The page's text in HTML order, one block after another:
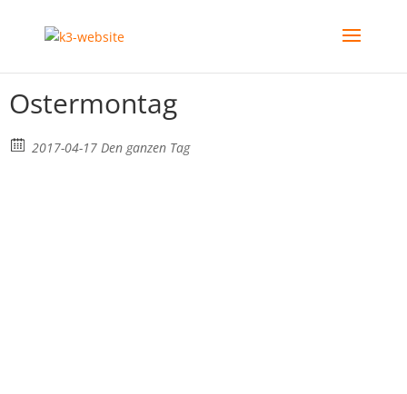
Ostermontag
2017-04-17 Den ganzen Tag